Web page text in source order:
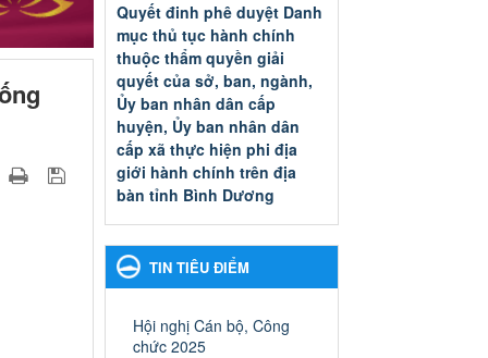
Quyết đinh phê duyệt Danh
mục thủ tục hành chính
thuộc thẩm quyền giải
quyết của sở, ban, ngành,
Ủy ban nhân dân cấp
huyện, Ủy ban nhân dân
cấp xã thực hiện phi địa
giới hành chính trên địa
bàn tỉnh Bình Dương
thẩm quyền giải quyết của sở,
ban, ngành, Ủy ban nhân dân
cấp xã thực hiện phi địa giới
hành chính trên địa bàn tỉnh
TIN TIÊU ĐIỂM
Hội nghị Cán bộ, Công
chức 2025